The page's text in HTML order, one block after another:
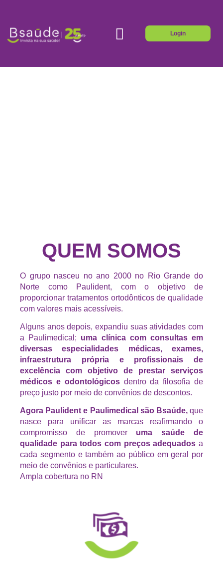
Login
QUEM SOMOS
O grupo nasceu no ano 2000 no Rio Grande do
Norte como Paulident, com o objetivo de
proporcionar tratamentos ortodônticos de qualidade
com valores mais acessíveis.
Alguns anos depois, expandiu suas atividades com
a Paulimedical; uma clínica com consultas em
diversas especialidades médicas, exames,
infraestrutura própria e profissionais de
excelência com objetivo de prestar serviços
médicos e odontológicosdentro da filosofia de
preço justo por meio de convênios de descontos.
Agora Paulident e Paulimedical são Bsaúde,que
nasce para unificar as marcas reafirmando o
compromisso de promover uma saúde de
qualidade para todos com preços adequados a
cada segmento e também ao público em geral por
meio de convênios e particulares.
Ampla cobertura no RN